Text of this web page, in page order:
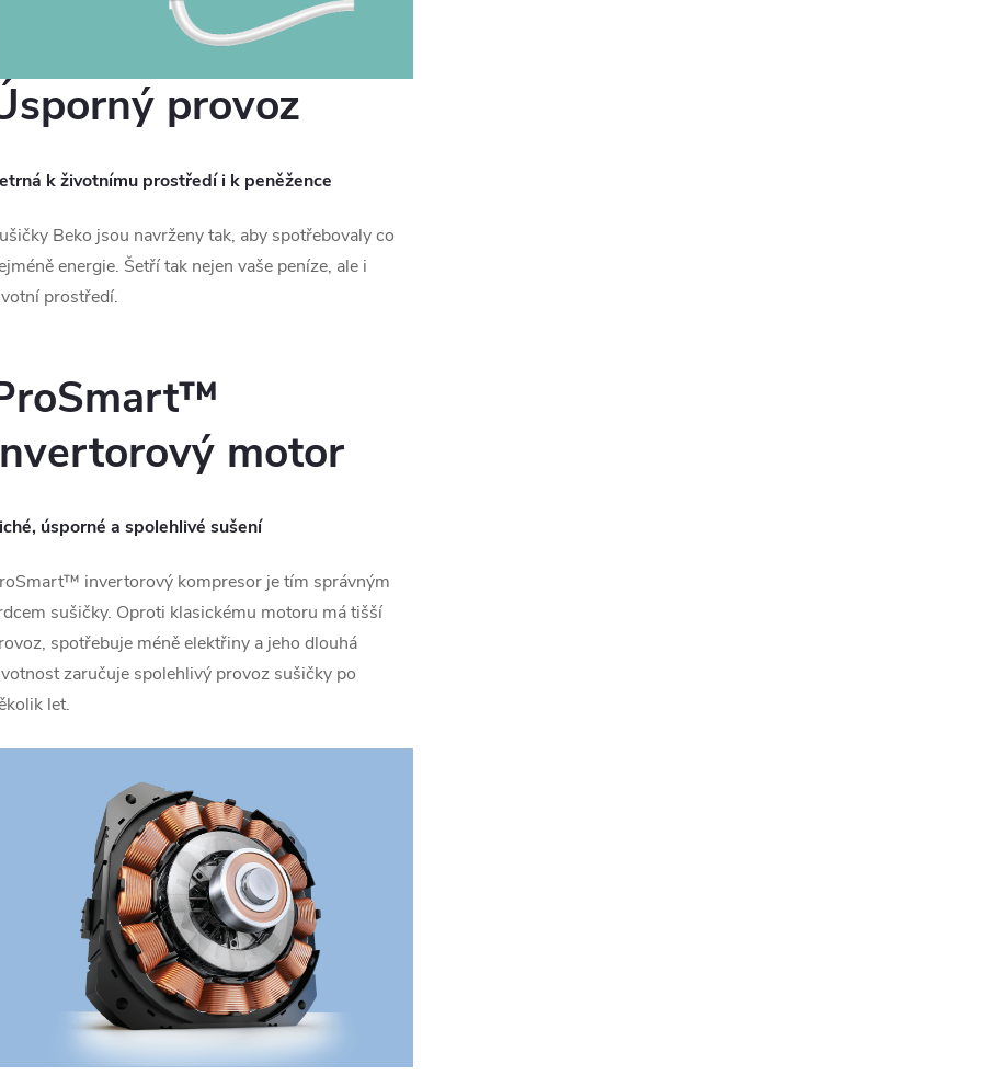
provoz
k životnímu prostředí i k peněžence
Beko jsou navrženy tak, aby spotřebovaly co
energie. Šetří tak nejen vaše peníze, ale i
prostředí.
motor
úsporné a spolehlivé sušení
invertorový kompresor je tím správným
sušičky. Oproti klasickému motoru má tišší
spotřebuje méně elektřiny a jeho dlouhá
zaručuje spolehlivý provoz sušičky po
let.